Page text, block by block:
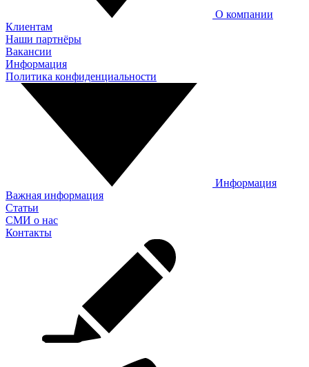
О компании
Клиентам
Наши партнёры
Вакансии
Информация
Политика конфиденциальности
Информация
Важная информация
Статьи
СМИ о нас
Контакты